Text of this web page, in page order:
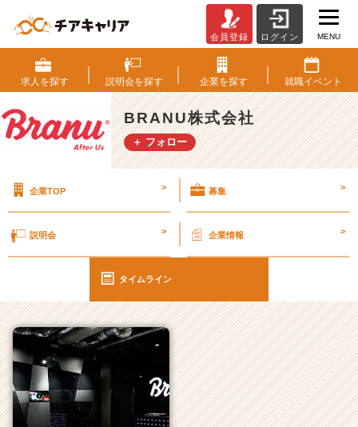
R
A
N
U
株
式
タ
ラ
イ
覧
ン
チ
ャ
会員登録 ログイン MENU
求人を探す 説明会を探す 企業を探す 就職イベント
BRANU株式会社
＋ フォロー
企業TOP > 募集 >
説明会 > 企業情報 >
タイムライン